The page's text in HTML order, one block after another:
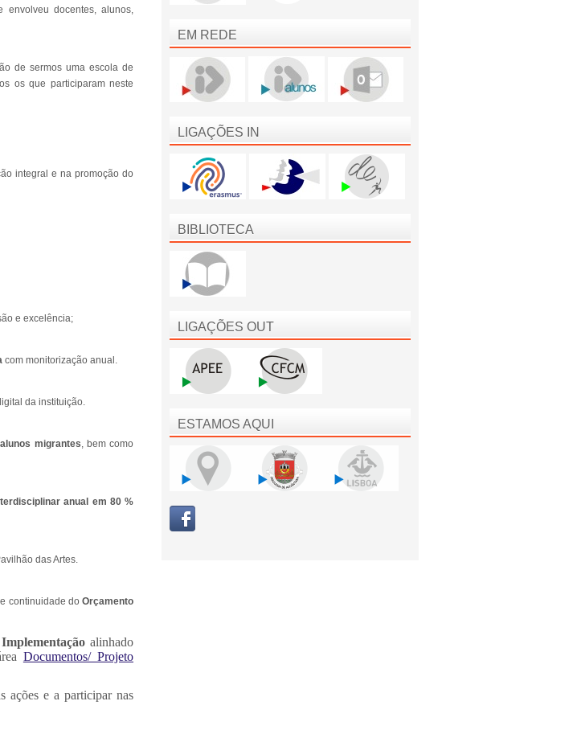
envolveu docentes, alunos,
de sermos uma escola de
os que participaram neste
integral e na promoção do
e excelência;
com monitorização anual.
da instituição.
migrantes, bem como
anual em 80 %
das Artes.
continuidade doOrçamento
alinhado
Documentos/ Projeto
ações e a participar nas
EM REDE
LIGAÇÕES IN
BIBLIOTECA
LIGAÇÕES OUT
ESTAMOS AQUI